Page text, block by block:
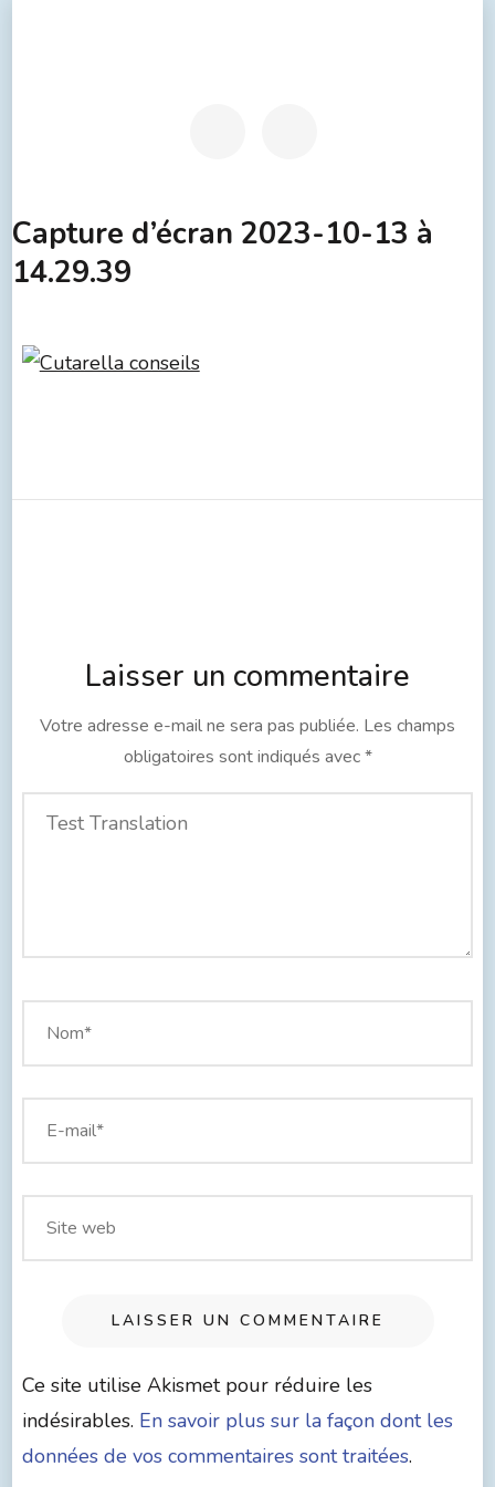
Capture d’écran 2023-10-13 à
14.29.39
Laisser un commentaire
Votre adresse e-mail ne sera pas publiée. Les champs
obligatoires sont indiqués avec*
Ce site utilise Akismet pour réduire les
indésirables. En savoir plus sur la façon dont les
données de vos commentaires sont traitées.